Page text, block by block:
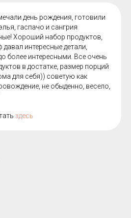
день рождения, готовили
гаспачо и сангрия
Хороший набор продуктов,
интересные детали,
более интересными. Все очень
в достатке, размер порций
для себя)) советую как
не обыденно, весело,
здесь